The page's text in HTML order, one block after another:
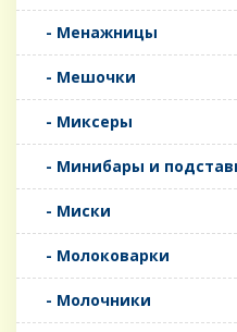
- Менажницы
- Мешочки
- Миксеры
- Минибары и
- Миски
- Молоковарки
- Молочники